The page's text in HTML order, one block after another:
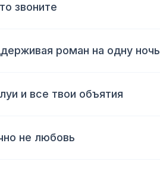
звоните
роман на одну ночь
и все твои объятия
не любовь